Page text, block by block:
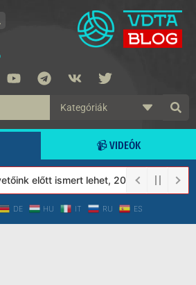
📹 VIDEÓK
előtt ismert lehet, 2023-tól a
DE HU IT RU ES